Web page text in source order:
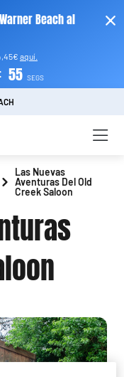
Beach al
aquí.
: 54 SEGS
Las Nuevas
Aventuras Del Old
Creek Saloon